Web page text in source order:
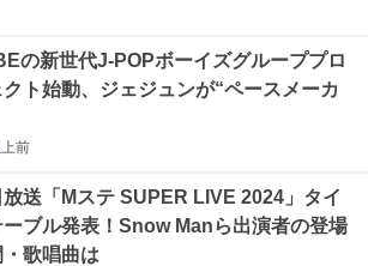
の新世代J-POPボーイズグループプロ
クト始動、ジェジュンが“ペースメーカ
前
送「Mステ SUPER LIVE 2024」タイ
ーブル発表！Snow Manら出演者の登場
・歌唱曲は